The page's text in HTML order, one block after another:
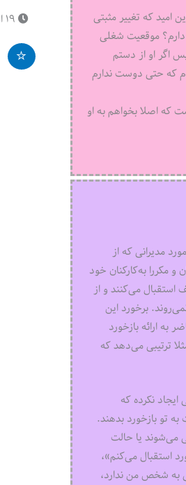
امید که تغییر مثبتی
دارم؟ موقعیت شغلی
اگر او از دستم
که حتی دوست ندارم
که اصلا بخواهم به او
مدیرانی که از
مکررا به‌کارکنان خود
استقبال می‌کنند و از
برخورد این
ارائه بازخورد
ترتیبی می‌دهد که
نکرده که
تو بازخورد بدهند.
می‌شوند یا حالت
استقبال می‌کنم»،
به شخص من ندارد،